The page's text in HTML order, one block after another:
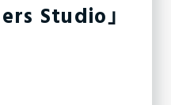
Studio」